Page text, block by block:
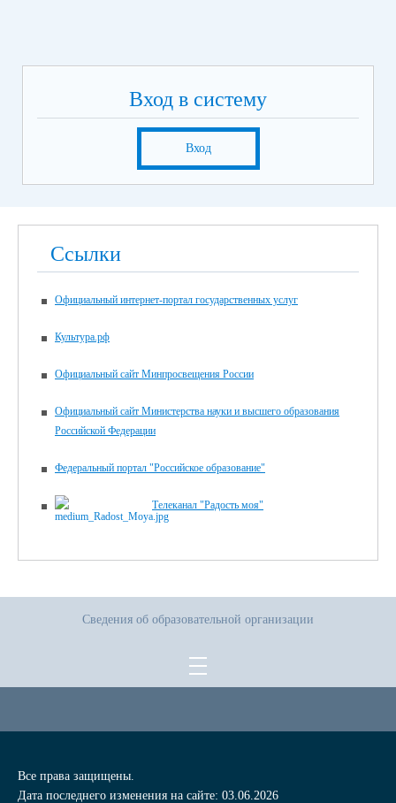
Вход в систему
Вход
Ссылки
Официальный интернет-портал государственных услуг
Культура.рф
Официальный сайт Минпросвещения России
Официальный сайт Министерства науки и высшего образования
Российской Федерации
Федеральный портал "Российское образование"
Телеканал "Радость моя"
Сведения об образовательной организации
Все права защищены.
Дата последнего изменения на сайте: 03.06.2026